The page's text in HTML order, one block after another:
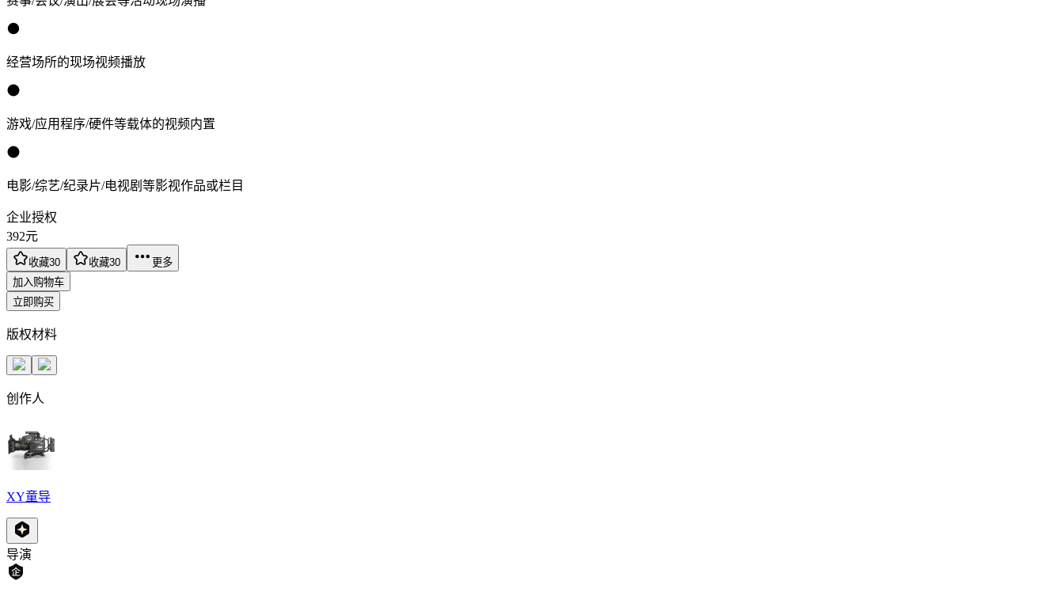
经营场所的现场视频播放
游戏/应用程序/硬件等载体的视频内置
电影/综艺/纪录片/电视剧等影视作品或栏目
企业授权
392元
收藏30 收藏30
更多
加入购物车
立即购买
版权材料
创作人
XY童导
导演